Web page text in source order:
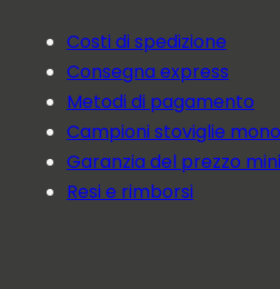
Costi di spedizione
Consegna express
Metodi di pagamento
Campioni stoviglie
Garanzia del prezzo
Resi e rimborsi